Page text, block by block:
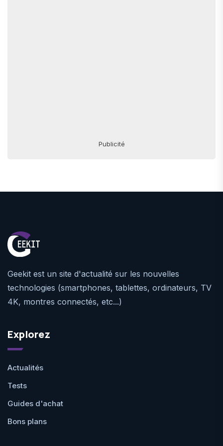
Publicité
Geekit est un site d'actualité sur les nouvelles
technologies (smartphones, tablettes, ordinateurs, TV
4K, montres connectés, etc...)
Explorez
Actualités
Tests
Guides d'achat
Bons plans